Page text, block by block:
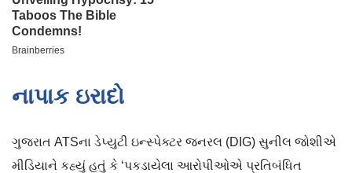
નાપાક ઇરાદો
ગુજરાત ATSના ડેપ્યુટી ઇન્સ્પેક્ટર જનરલ (DIG) સુનીલ જોશીએ
મીડિયાને કહ્યું હતું કે ‘પકડાયેલા આરોપીઓએ પ્રતિબંધિત